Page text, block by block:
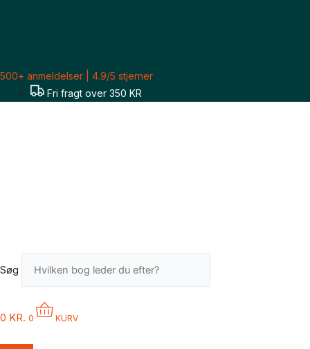
500+ anmeldelser | 4.9/5 stjerner
Fri fragt over 350 KR
Søg
0 KR. 0 KURV